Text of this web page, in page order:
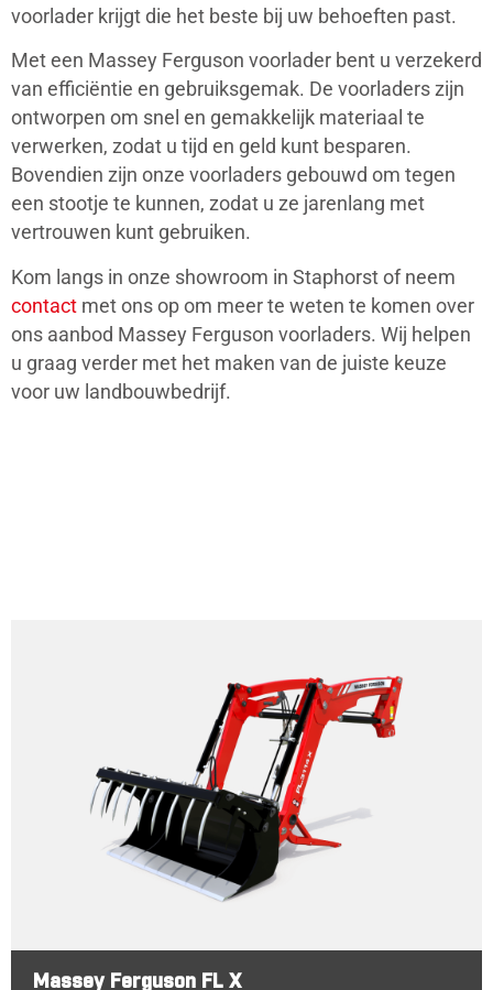
voorlader krijgt die het beste bij uw behoeften past.
Met een Massey Ferguson voorlader bent u verzekerd
van efficiëntie en gebruiksgemak. De voorladers zijn
ontworpen om snel en gemakkelijk materiaal te
verwerken, zodat u tijd en geld kunt besparen.
Bovendien zijn onze voorladers gebouwd om tegen
een stootje te kunnen, zodat u ze jarenlang met
vertrouwen kunt gebruiken.
Kom langs in onze showroom in Staphorst of neem
contact met ons op om meer te weten te komen over
ons aanbod Massey Ferguson voorladers. Wij helpen
u graag verder met het maken van de juiste keuze
voor uw landbouwbedrijf.
Massey Ferguson FL X